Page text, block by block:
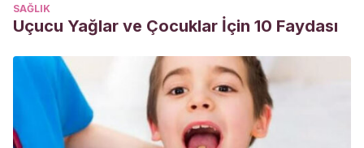
SAĞLIK
Uçucu Yağlar ve Çocuklar İçin 10 Faydası